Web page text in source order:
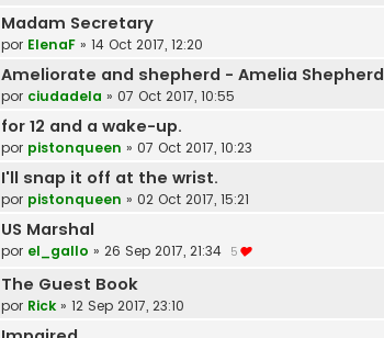
Madam Secretary
por ElenaF » 14 Oct 2017, 12:20
Ameliorate and shepherd - Amelia Shepherd
por ciudadela » 07 Oct 2017, 10:55
for 12 and a wake-up.
por pistonqueen » 07 Oct 2017, 10:23
I'll snap it off at the wrist.
por pistonqueen » 02 Oct 2017, 15:21
US Marshal
por el_gallo » 26 Sep 2017, 21:34 5
The Guest Book
por Rick » 12 Sep 2017, 23:10